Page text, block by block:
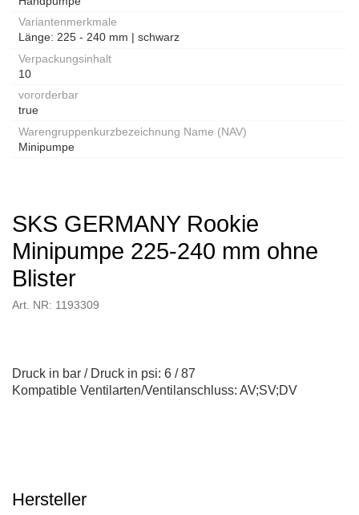
Variantenmerkmale
Länge: 225 - 240 mm | schwarz
Verpackungsinhalt
10
vororderbar
true
Warengruppenkurzbezeichnung Name (NAV)
Minipumpe
SKS GERMANY Rookie
Minipumpe 225-240 mm ohne
Blister
Art. NR: 1193309
Druck in bar / Druck in psi: 6 / 87
Kompatible Ventilarten/Ventilanschluss: AV;SV;DV
Hersteller